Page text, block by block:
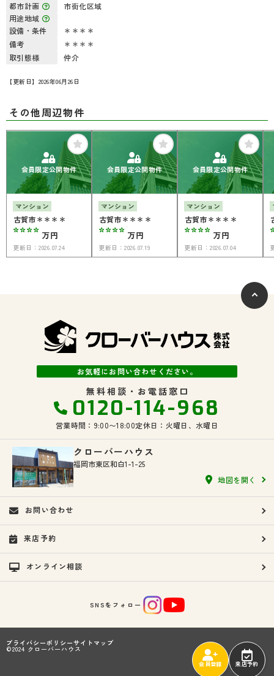
都市計画
市街化区域
用途地域
設備・条件
＊＊＊＊
備考
＊＊＊＊
取引態様
仲介
【更新日】2026年06月26日
その他周辺物件
会員限定公開物件
マンション
古賀市＊＊＊＊
**** 万円
更新日： 2026.07.24
会員限定公開物件
マンション
古賀市＊＊＊＊
**** 万円
更新日： 2026.07.19
会員限定公開物件
マンション
古賀市＊＊＊＊
**** 万円
更新日： 2026.07.04
会員登録 来店予約
お気軽にお問い合わせください。
無料相談・お電話窓口
0120-114-968
営業時間：9:00〜18:00定休日：火曜日、水曜日
クローバーハウス
福岡市東区和白1-1-25
地図を開く
お問い合わせ
来店予約
オンライン相談
SNSをフォロー
プライバシーポリシーサイトマップ
©2024 クローバーハウス